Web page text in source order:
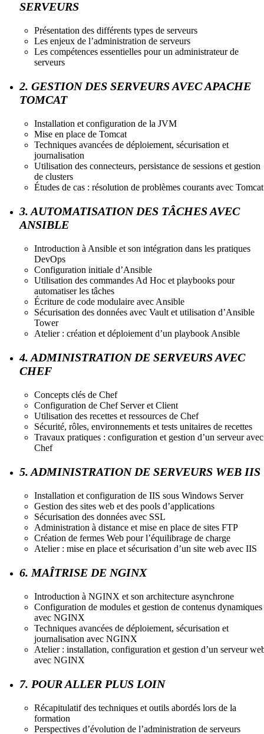
SERVEURS
Présentation des différents types de serveurs
Les enjeux de l’administration de serveurs
Les compétences essentielles pour un administrateur de
serveurs
2. GESTION DES SERVEURS AVEC APACHE
TOMCAT
Installation et configuration de la JVM
Mise en place de Tomcat
Techniques avancées de déploiement, sécurisation et
journalisation
Utilisation des connecteurs, persistance de sessions et gestion
de clusters
Études de cas : résolution de problèmes courants avec Tomcat
3. AUTOMATISATION DES TÂCHES AVEC
ANSIBLE
Introduction à Ansible et son intégration dans les pratiques
DevOps
Configuration initiale d’Ansible
Utilisation des commandes Ad Hoc et playbooks pour
automatiser les tâches
Écriture de code modulaire avec Ansible
Sécurisation des données avec Vault et utilisation d’Ansible
Tower
Atelier : création et déploiement d’un playbook Ansible
4. ADMINISTRATION DE SERVEURS AVEC
CHEF
Concepts clés de Chef
Configuration de Chef Server et Client
Utilisation des recettes et ressources de Chef
Sécurité, rôles, environnements et tests unitaires de recettes
Travaux pratiques : configuration et gestion d’un serveur avec
Chef
5. ADMINISTRATION DE SERVEURS WEB IIS
Installation et configuration de IIS sous Windows Server
Gestion des sites web et des pools d’applications
Sécurisation des données avec SSL
Administration à distance et mise en place de sites FTP
Création de fermes Web pour l’équilibrage de charge
Atelier : mise en place et sécurisation d’un site web avec IIS
6. MAÎTRISE DE NGINX
Introduction à NGINX et son architecture asynchrone
Configuration de modules et gestion de contenus dynamiques
avec NGINX
Techniques avancées de déploiement, sécurisation et
journalisation avec NGINX
Atelier : installation, configuration et gestion d’un serveur
avec NGINX
7. POUR ALLER PLUS LOIN
Récapitulatif des techniques et outils abordés lors de la
formation
Perspectives d’évolution de l’administration de serveurs